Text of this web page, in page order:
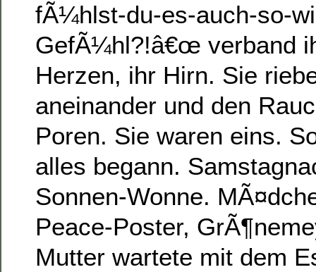
fÃ¼hlst-du-es-auch-so-
GefÃ¼hl?!â€œ verband
Herzen, ihr Hirn. Sie
aneinander und den
Poren. Sie waren eins.
alles begann.
Sonnen-Wonne.
Peace-Poster,
Mutter wartete mit dem